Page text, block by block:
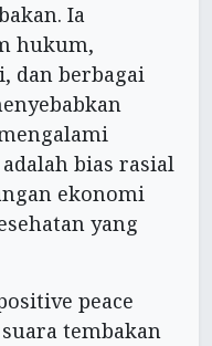
Ia
hukum,
dan berbagai
bias rasial
ekonomi
yang
peace
tembakan